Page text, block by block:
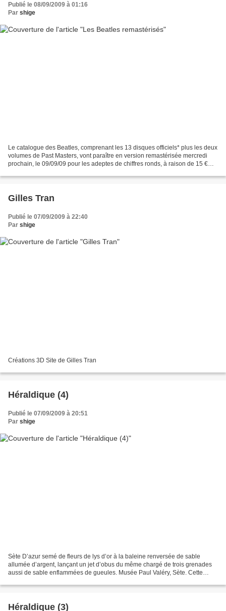
Publié le 08/09/2009 à 01:16
Par shige
Le catalogue des Beatles, comprenant les 13 disques officiels* plus les deux
volumes de Past Masters, vont paraître en version remastérisée mercredi
prochain, le 09/09/09 pour les adeptes de chiffres ronds, à raison de 15 €
Gilles Tran
Publié le 07/09/2009 à 22:40
Par shige
Créations 3D Site de Gilles Tran
Héraldique (4)
Publié le 07/09/2009 à 20:51
Par shige
Sète D’azur semé de fleurs de lys d’or à la baleine renversée de sable
allumée d’argent, lançant un jet d’obus du même chargé de trois grenades
aussi de sable enflammées de gueules. Musée Paul Valéry, Sète. Cette
Héraldique (3)